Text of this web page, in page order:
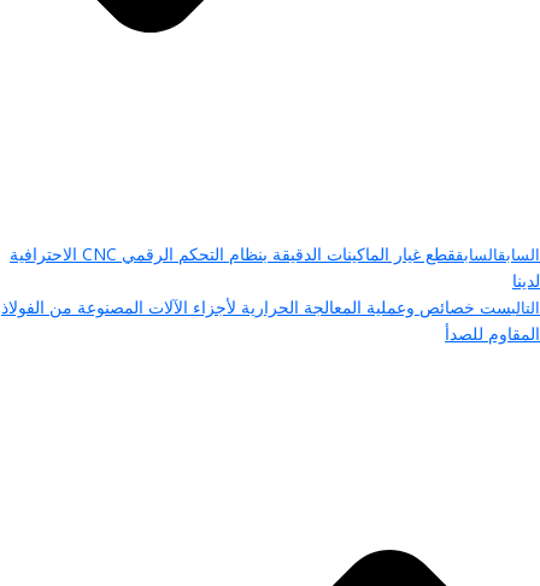
السابقالسابق
قطع غيار الماكينات الدقيقة بنظام التحكم الرقمي CNC الاحترافية
لدينا
التاليست خصائص وعملية المعالجة الحرارية لأجزاء الآلات المصنوعة من الفولاذ
المقاوم للصدأ